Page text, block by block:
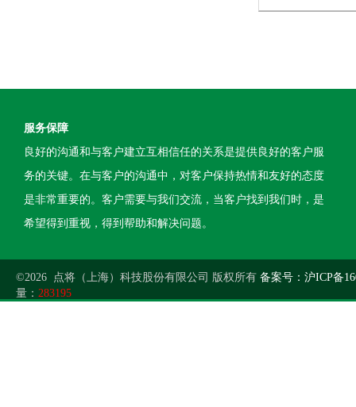
服务保障
良好的沟通和与客户建立互相信任的关系是提供良好的客户服
务的关键。在与客户的沟通中，对客户保持热情和友好的态度
是非常重要的。客户需要与我们交流，当客户找到我们时，是
希望得到重视，得到帮助和解决问题。
©2026 点将（上海）科技股份有限公司 版权所有 备案号：沪ICP备
量： 283195